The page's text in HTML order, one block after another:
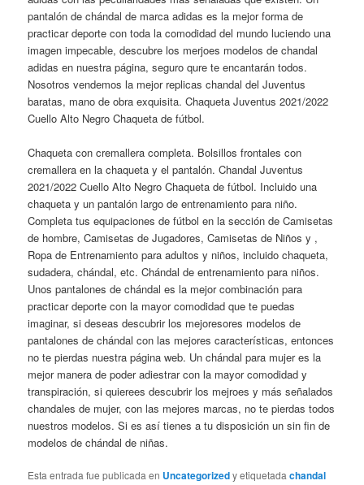
pantalón de chándal de marca adidas es la mejor forma de
practicar deporte con toda la comodidad del mundo luciendo una
imagen impecable, descubre los merjoes modelos de chandal
adidas en nuestra página, seguro qure te encantarán todos.
Nosotros vendemos la mejor replicas chandal del Juventus
baratas, mano de obra exquisita. Chaqueta Juventus 2021/2022
Cuello Alto Negro Chaqueta de fútbol.
Chaqueta con cremallera completa. Bolsillos frontales con
cremallera en la chaqueta y el pantalón. Chandal Juventus
2021/2022 Cuello Alto Negro Chaqueta de fútbol. Incluido una
chaqueta y un pantalón largo de entrenamiento para niño.
Completa tus equipaciones de fútbol en la sección de Camisetas
de hombre, Camisetas de Jugadores, Camisetas de Niños y ,
Ropa de Entrenamiento para adultos y niños, incluido chaqueta,
sudadera, chándal, etc. Chándal de entrenamiento para niños.
Unos pantalones de chándal es la mejor combinación para
practicar deporte con la mayor comodidad que te puedas
imaginar, si deseas descubrir los mejoresores modelos de
pantalones de chándal con las mejores características, entonces
no te pierdas nuestra página web. Un chándal para mujer es la
mejor manera de poder adiestrar con la mayor comodidad y
transpiración, si quierees descubrir los mejroes y más señalados
chandales de mujer, con las mejores marcas, no te pierdas todos
nuestros modelos. Si es así tienes a tu disposición un sin fin de
modelos de chándal de niñas.
Esta entrada fue publicada en Uncategorizedy etiquetadachandal